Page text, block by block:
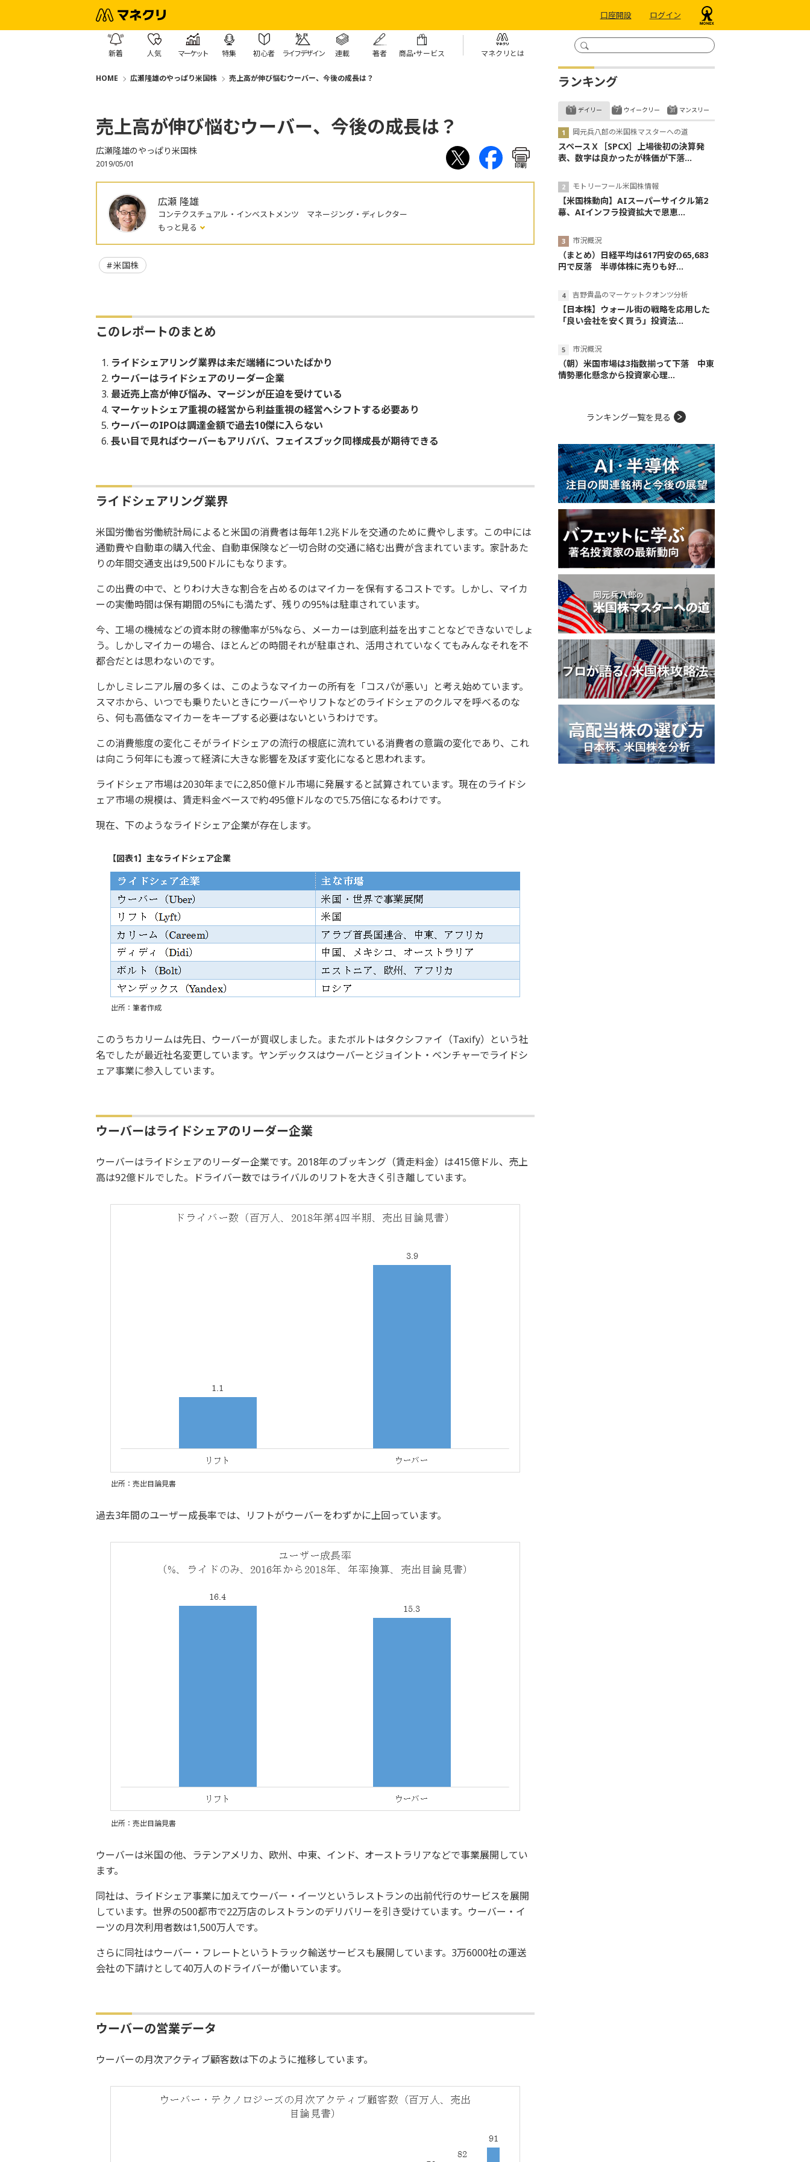
口座開設 ログイン
新着 人気 マーケット 特集 初心者 ライフデザイン 連載 著者 商品・サービス マネクリとは
HOME 広瀬隆雄のやっぱり米国株 売上高が伸び悩むウーバー、今後の成長は？
売上高が伸び悩むウーバー、今後の成長は？
広瀬隆雄のやっぱり米国株
2019/05/01 印刷
広瀬 隆雄
コンテクスチュアル・インベストメンツ マネージング・ディレクター
もっと見る
米国株
このレポートのまとめ
ライドシェアリング業界は未だ端緒についたばかり
ウーバーはライドシェアのリーダー企業
最近売上高が伸び悩み、マージンが圧迫を受けている
マーケットシェア重視の経営から利益重視の経営へシフトする必要あり
ウーバーのIPOは調達金額で過去10傑に入らない
長い目で見ればウーバーもアリババ、フェイスブック同様成長が期待できる
ライドシェアリング業界
米国労働省労働統計局によると米国の消費者は毎年1.2兆ドルを交通のために費やします。この中には
通勤費や自動車の購入代金、自動車保険など一切合財の交通に絡む出費が含まれています。家計あた
りの年間交通支出は9,500ドルにもなります。
この出費の中で、とりわけ大きな割合を占めるのはマイカーを保有するコストです。しかし、マイカ
ーの実働時間は保有期間の5%にも満たず、残りの95%は駐車されています。
今、工場の機械などの資本財の稼働率が5%なら、メーカーは到底利益を出すことなどできないでしょ
う。しかしマイカーの場合、ほとんどの時間それが駐車され、活用されていなくてもみんなそれを不
都合だとは思わないのです。
しかしミレニアル層の多くは、このようなマイカーの所有を「コスパが悪い」と考え始めています。
スマホから、いつでも乗りたいときにウーバーやリフトなどのライドシェアのクルマを呼べるのな
ら、何も高価なマイカーをキープする必要はないというわけです。
この消費態度の変化こそがライドシェアの流行の根底に流れている消費者の意識の変化であり、これ
は向こう何年にも渡って経済に大きな影響を及ぼす変化になると思われます。
ライドシェア市場は2030年までに2,850億ドル市場に発展すると試算されています。現在のライドシ
ェア市場の規模は、賃走料金ベースで約495億ドルなので5.75倍になるわけです。
現在、下のようなライドシェア企業が存在します。
【図表1】主なライドシェア企業
出所：筆者作成
このうちカリームは先日、ウーバーが買収しました。またボルトはタクシファイ（Taxify）という社
名でしたが最近社名変更しています。ヤンデックスはウーバーとジョイント・ベンチャーでライドシ
ェア事業に参入しています。
ウーバーはライドシェアのリーダー企業
ウーバーはライドシェアのリーダー企業です。2018年のブッキング（賃走料金）は415億ドル、売上
高は92億ドルでした。ドライバー数ではライバルのリフトを大きく引き離しています。
出所：売出目論見書
過去3年間のユーザー成長率では、リフトがウーバーをわずかに上回っています。
出所：売出目論見書
ウーバーは米国の他、ラテンアメリカ、欧州、中東、インド、オーストラリアなどで事業展開してい
ます。
同社は、ライドシェア事業に加えてウーバー・イーツというレストランの出前代行のサービスを展開
しています。世界の500都市で22万店のレストランのデリバリーを引き受けています。ウーバー・イ
ーツの月次利用者数は1,500万人です。
さらに同社はウーバー・フレートというトラック輸送サービスも展開しています。3万6000社の運送
会社の下請けとして40万人のドライバーが働いています。
ウーバーの営業データ
ウーバーの月次アクティブ顧客数は下のように推移しています。
ランキング
デイリー
岡元兵八郎の米国株マスターへの道
スペースＸ［SPCX］上場後初の決算発
表、数字は良かったが株価が下落...
モトリーフール米国株情報
【米国株動向】AIスーパーサイクル第2
幕、AIインフラ投資拡大で恩恵...
市況概況
（まとめ）日経平均は617円安の65,683
円で反落 半導体株に売りも好...
吉野貴晶のマーケットクオンツ分析
【日本株】ウォール街の戦略を応用した
「良い会社を安く買う」投資法...
市況概況
（朝）米国市場は3指数揃って下落 中東
情勢悪化懸念から投資家心理...
ウイークリー マンスリー
ランキング一覧を見る